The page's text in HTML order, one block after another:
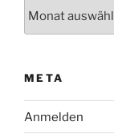
META
Anmelden